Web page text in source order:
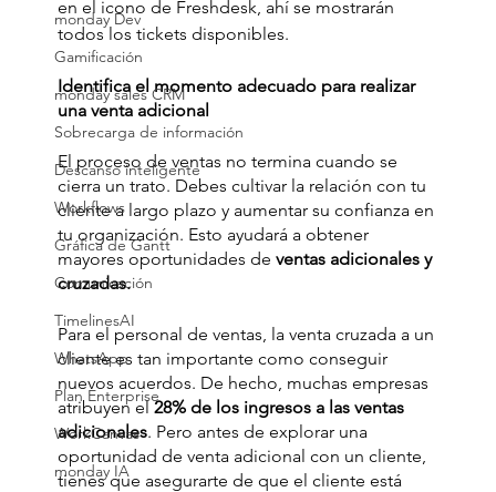
monday Dev
Gamificación
monday sales CRM
Sobrecarga de información
Descanso inteligente
Workflows
Gráfica de Gantt
Comunicación
TimelinesAI
WhatsApp
Plan Enterprise
WorkCanvas
monday IA
en el icono de Freshdesk, ahí se mostrarán
todos los tickets disponibles.
Identifica el momento adecuado para realizar
una venta adicional
El proceso de ventas no termina cuando se
cierra un trato. Debes cultivar la relación con tu
cliente a largo plazo y aumentar su confianza en
tu organización. Esto ayudará a obtener
mayores oportunidades de ventas adicionales y
cruzadas.
Para el personal de ventas, la venta cruzada a un
cliente es tan importante como conseguir
nuevos acuerdos. De hecho, muchas empresas
atribuyen el 28% de los ingresos a las ventas
adicionales. Pero antes de explorar una
oportunidad de venta adicional con un cliente,
tienes que asegurarte de que el cliente está